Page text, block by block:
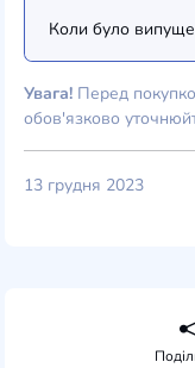
Коли було
Увага! Перед
обов'язково
13 грудня 2023